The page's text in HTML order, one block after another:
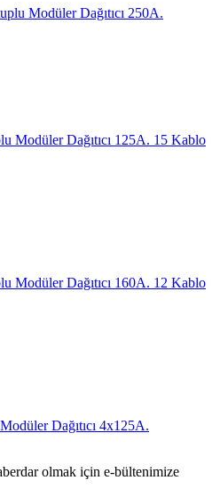
Modüler Dağıtıcı 250A.
Modüler Dağıtıcı 125A. 15 Kablo
Modüler Dağıtıcı 160A. 12 Kablo
Dağıtıcı 4x125A.
olmak için e-bültenimize